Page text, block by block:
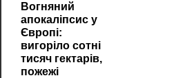
Вогняний
апокаліпсис у
Європі:
вигоріло сотні
тисяч гектарів,
пожежі